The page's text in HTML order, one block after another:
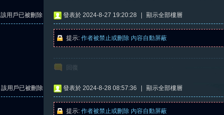
該用戶已被刪除 發表於 2024-8-27 19:20:28 顯示全部樓層
提示: 作者被禁止或刪除 內容自動屏蔽
回復
該用戶已被刪除 發表於 2024-8-28 08:57:36 顯示全部樓層
提示: 作者被禁止或刪除 內容自動屏蔽